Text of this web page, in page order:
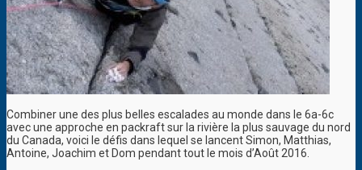
Combiner une des plus belles escalades au monde dans le 6a-6c
avec une approche en packraft sur la rivière la plus sauvage du nord
du Canada, voici le défis dans lequel se lancent Simon, Matthias,
Antoine, Joachim et Dom pendant tout le mois d’Août 2016.